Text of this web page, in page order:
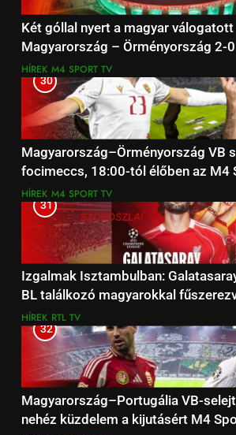
Két góllal nyert a magyar válogatott
Magyarország – Örményország 2-
HÍREK M4 SPORT TV
30
Magyarország–Örményország VB
focimeccs, 18:00-tól élőben az M4
HÍREK M4 SPORT TV
31
Izgalmak Isztambulban:
BL találkozó magyarokkal
HÍREK RTL TV
32
Magyarország–Portugália VB-
nehéz küzdelem a kijutásért M4